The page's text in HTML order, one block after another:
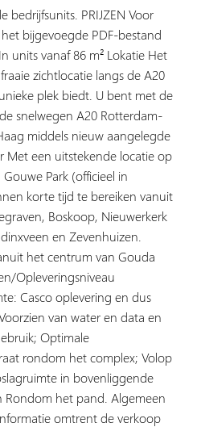
PRIJZEN Voor
bijgevoegde PDF-bestand
units vanaf 86 m² Lokatie Het
zichtlocatie langs de A20
plek biedt. U bent met de
snelwegen A20 Rotterdam-
middels nieuw aangelegde
Met een uitstekende locatie op
Park (officieel in
korte tijd te bereiken vanuit
Boskoop, Nieuwerkerk
en Zevenhuizen.
het centrum van Gouda
Opleveringsniveau
Casco oplevering en dus
van water en data en
Optimale
rondom het complex; Volop
in bovenliggende
Rondom het pand. Algemeen
omtrent de verkoop